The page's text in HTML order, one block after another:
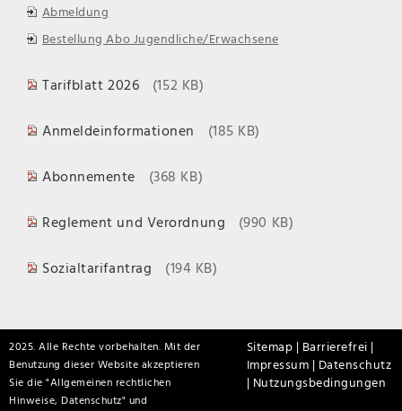
Abmeldung
Bestellung Abo Jugendliche/Erwachsene
Tarifblatt 2026 (152 KB)
Anmeldeinformationen (185 KB)
Abonnemente (368 KB)
Reglement und Verordnung (990 KB)
Sozialtarifantrag (194 KB)
2025. Alle Rechte vorbehalten. Mit der
Benutzung dieser Website akzeptieren
Sie die "Allgemeinen rechtlichen
Hinweise, Datenschutz" und
Sitemap | Barrierefrei |
Impressum | Datenschutz
| Nutzungsbedingungen